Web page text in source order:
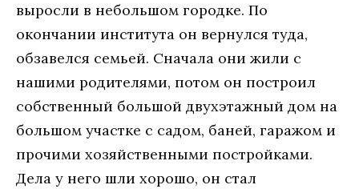
выросли в небольшом городке. По
окончании института он вернулся туда,
обзавелся семьей. Сначала они жили с
нашими родителями, потом он построил
собственный большой двухэтажный дом на
большом участке с садом, баней, гаражом и
прочими хозяйственными постройками.
Дела у него шли хорошо, он стал